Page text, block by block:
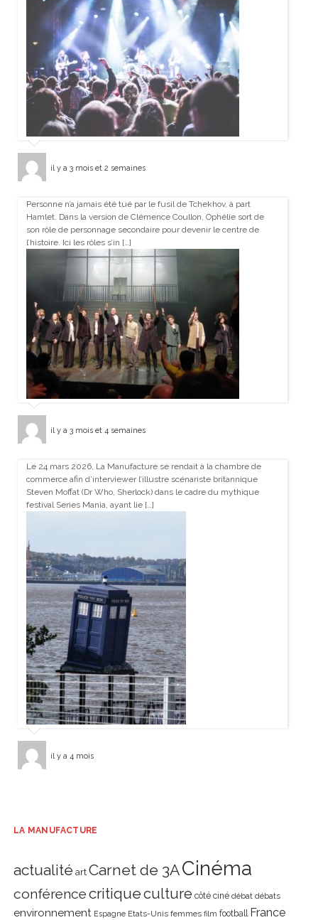
il y a 3 mois et 2 semaines
Personne n’a jamais été tué par le fusil de Tchekhov, à part
Hamlet. Dans la version de Clémence Coullon, Ophélie sort de
son rôle de personnage secondaire pour devenir le centre de
l’histoire. Ici les rôles s’in […]
il y a 3 mois et 4 semaines
Le 24 mars 2026, La Manufacture se rendait à la chambre de
commerce afin d’interviewer l’illustre scénariste britannique
Steven Moffat (Dr Who, Sherlock) dans le cadre du mythique
festival Series Mania, ayant lie […]
il y a 4 mois
LA MANUFACTURE
actualité art Carnet de 3ACinéma
conférencecritiqueculture côté ciné débat débats
environnement Espagne Etats-Unis femmes film football France